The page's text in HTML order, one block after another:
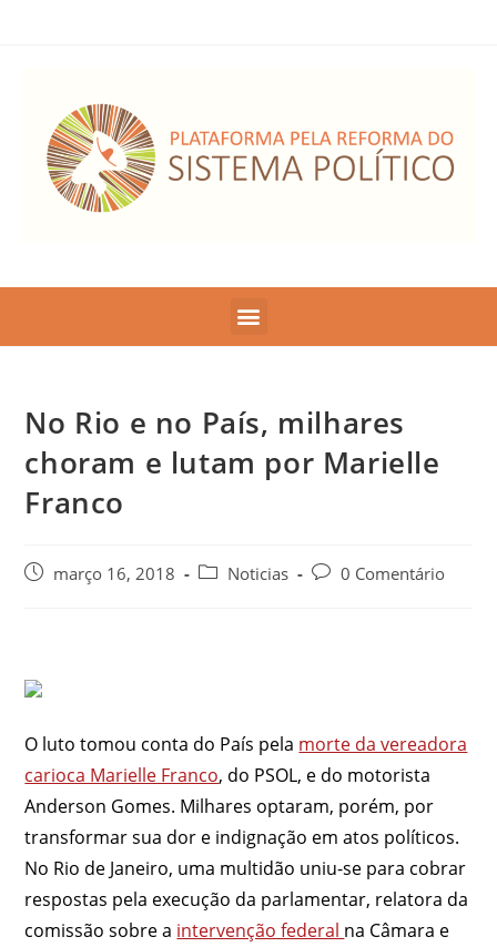
No Rio e no País, milhares
choram e lutam por Marielle
Franco
março 16, 2018 Noticias 0 Comentário
O luto tomou conta do País pela morte da vereadora
carioca Marielle Franco, do PSOL, e do motorista
Anderson Gomes. Milhares optaram, porém, por
transformar sua dor e indignação em atos políticos.
No Rio de Janeiro, uma multidão uniu-se para cobrar
respostas pela execução da parlamentar, relatora da
comissão sobre a intervenção federal na Câmara e